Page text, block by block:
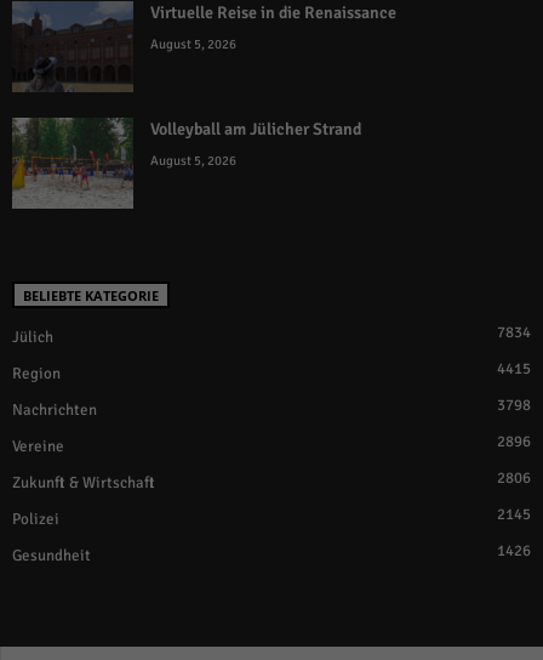
Virtuelle Reise in die Renaissance
August 5, 2026
Volleyball am Jülicher Strand
August 5, 2026
BELIEBTE KATEGORIE
Jülich 7834
Region 4415
Nachrichten 3798
Vereine 2896
Zukunft & Wirtschaft 2806
Polizei 2145
Gesundheit 1426